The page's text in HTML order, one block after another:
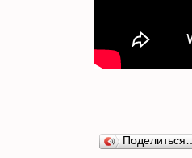
Поделиться…